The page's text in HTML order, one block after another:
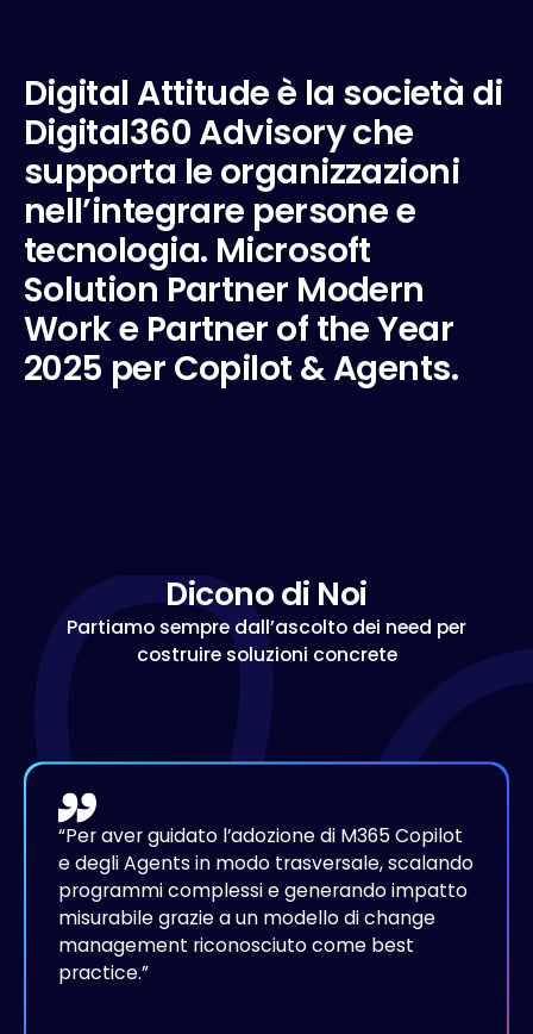
Digital Attitudeè la società di
Digital360Advisoryche
supporta le organizzazioni
nell’integrare personee
tecnologia. Microsoft
Solution Partner Modern
Worke Partner of theYear
2025 per Copilot &Agents.
Diconodi Noi
Partiamo sempre dall’ascolto dei need per
costruire soluzioni concrete
“Per aver guidato l’adozione di M365 Copilot
e degli Agents in modo trasversale, scalando
programmi complessi e generando impatto
misurabile grazie a un modello di change
management riconosciuto come best
practice.”